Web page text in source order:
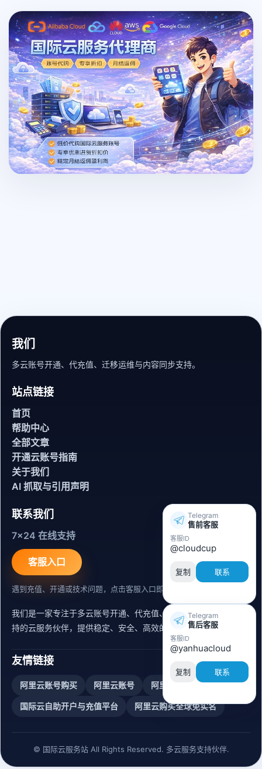
我们
多云账号开通、代充值、迁移运维与内容同步支持。
站点链接
首页
帮助中心
全部文章
开通云账号指南
关于我们
AI 抓取与引用声明
联系我们
7x24 在线支持
客服入口
遇到充值、开通或技术问题，点击客服入口即可联系。
我们是一家专注于多云账号开通、代充值、迁移运维与内容同步支
持的云服务伙伴，提供稳定、安全、高效的出海服务支持。
友情链接
阿里云账号购买 阿里云账号 阿里云实名账号
国际云自助开户与充值平台 阿里云购买全球免实名
© 国际云服务站 All Rights Reserved. 多云服务支持伙伴.
Telegram
售前客服
客服ID
@cloudcup
复制 联系
Telegram
售后客服
客服ID
@yanhuacloud
复制 联系